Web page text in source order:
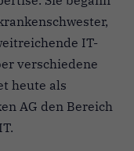
IT-
verschiedene
heute als
AG den Bereich